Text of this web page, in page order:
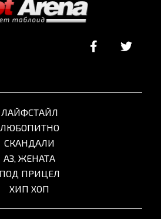
ЛАЙФСТАЙЛ
ЛЮБОПИТНО
СКАНДАЛИ
АЗ, ЖЕНАТА
ПОД ПРИЦЕЛ
ХИП ХОП